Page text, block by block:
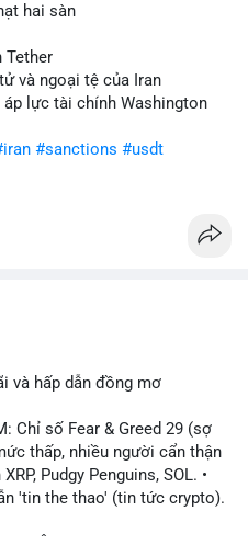
hai sàn
Tether
và ngoại tệ của Iran
lực tài chính Washington
#sanctions #usdt
và hấp dẫn đồng mơ
Chỉ số Fear & Greed 29 (sợ
thấp, nhiều người cẩn thận
Pudgy Penguins, SOL. •
'tin the thao' (tin tức crypto).